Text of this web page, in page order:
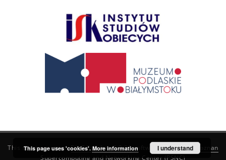
This service runs onDInGO dLibra 6.3.21software created by
Poznan
Supercomputing and Networking Center (PSNC)
This page uses 'cookies'. More information I understand